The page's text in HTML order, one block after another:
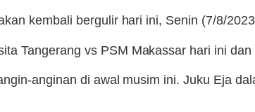
kembali bergulir hari ini, Senin (7/8/
Tangerang vs PSM Makassar hari ini
anginan di awal musim ini. Juku Eja